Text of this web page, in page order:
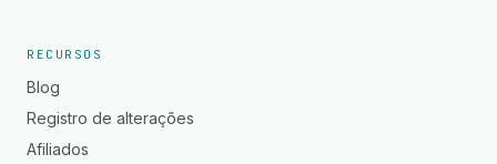
RECURSOS
Blog
Registro de alterações
Afiliados